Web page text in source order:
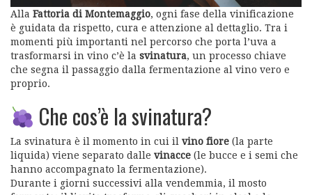
Alla Fattoria di Montemaggio, ogni fase della vinificazione
è guidata da rispetto, cura e attenzione al dettaglio. Tra i
momenti più importanti nel percorso che porta l’uva a
trasformarsi in vino c’è la svinatura, un processo chiave
che segna il passaggio dalla fermentazione al vino vero e
proprio.
Che cos’è la svinatura?
La svinatura è il momento in cui il vino fiore (la parte
liquida) viene separato dalle vinacce (le bucce e i semi che
hanno accompagnato la fermentazione).
Durante i giorni successivi alla vendemmia, il mosto